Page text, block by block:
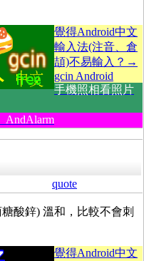
覺得Android中文
輸入法(注音、倉
頡)不易輸入？→
gcin Android
手機照相看照片
quote
糖酸鋅) 溫和，比較不會刺
覺得Android中文